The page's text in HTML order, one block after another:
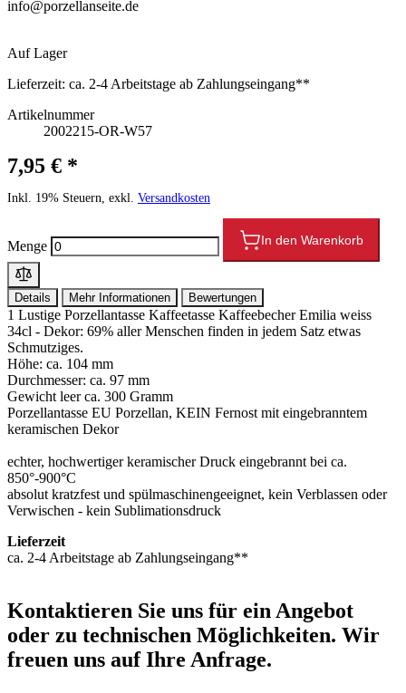
info@porzellanseite.de
Auf Lager
Lieferzeit: ca. 2-4 Arbeitstage ab Zahlungseingang**
Artikelnummer
2002215-OR-W57
7,95 € *
Inkl. 19% Steuern, exkl. Versandkosten
Menge In den Warenkorb
Details Mehr Informationen Bewertungen
1 Lustige Porzellantasse Kaffeetasse Kaffeebecher Emilia weiss
34cl - Dekor: 69% aller Menschen finden in jedem Satz etwas
Schmutziges.
Höhe: ca. 104 mm
Durchmesser: ca. 97 mm
Gewicht leer ca. 300 Gramm
Porzellantasse EU Porzellan, KEIN Fernost mit eingebranntem
keramischen Dekor
echter, hochwertiger keramischer Druck eingebrannt bei ca.
850°-900°C
absolut kratzfest und spülmaschinengeeignet, kein Verblassen oder
Verwischen - kein Sublimationsdruck
Lieferzeit
ca. 2-4 Arbeitstage ab Zahlungseingang**
Kontaktieren Sie uns für ein Angebot
oder zu technischen Möglichkeiten. Wir
freuen uns auf Ihre Anfrage.